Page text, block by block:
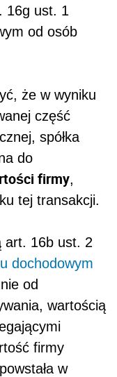
16g ust. 1
od osób
że w wyniku
część
spółka
do
firmy,
tej transakcji.
art. 16b ust. 2
dochodowym
od
wartością
firmy
w